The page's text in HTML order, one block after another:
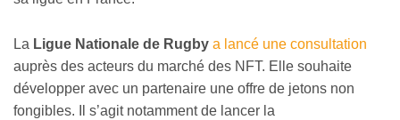
La Ligue Nationale de Rugby a lancé une consultation
auprès des acteurs du marché des NFT. Elle souhaite
développer avec un partenaire une offre de jetons non
fongibles. Il s’agit notamment de lancer la